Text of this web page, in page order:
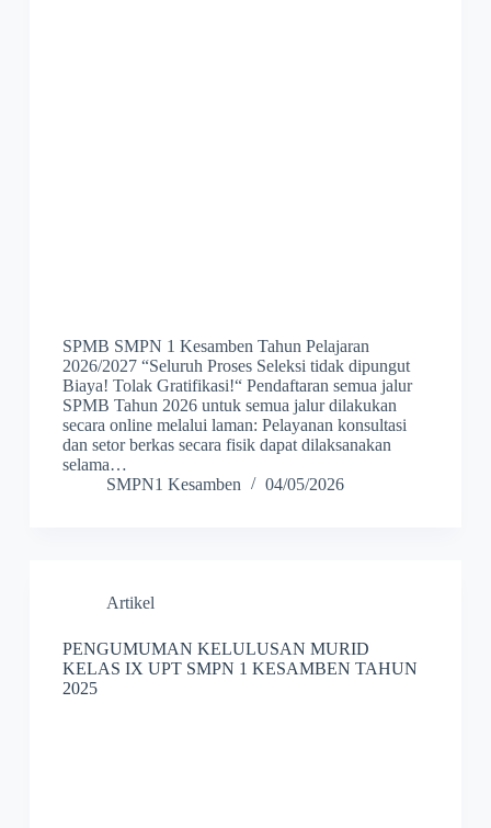
SPMB SMPN 1 Kesamben Tahun Pelajaran
2026/2027 “Seluruh Proses Seleksi tidak dipungut
Biaya! Tolak Gratifikasi!“ Pendaftaran semua jalur
SPMB Tahun 2026 untuk semua jalur dilakukan
secara online melalui laman: Pelayanan konsultasi
dan setor berkas secara fisik dapat dilaksanakan
selama…
SMPN1 Kesamben
04/05/2026
Artikel
PENGUMUMAN KELULUSAN MURID
KELAS IX UPT SMPN 1 KESAMBEN TAHUN
2025